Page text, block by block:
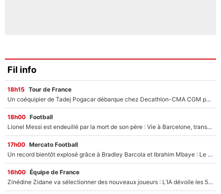
Fil info
18h15 Tour de France
Un coéquipier de Tadej Pogacar débarque chez Decathlon-CMA CGM pour épauler Paul Seixas : «Mes meilleures années sont à venir»
18h00 Football
Lionel Messi est endeuillé par la mort de son père : Vie à Barcelone, transfert au PSG... voilà comment Jorge Messi a joué un rôle essentiel dans sa carrière !
17h00 Mercato Football
Un record bientôt explosé grâce à Bradley Barcola et Ibrahim Mbaye : Le PSG sur le point de réaliser un mercato historique ?
16h00 Équipe de France
Zinédine Zidane va sélectionner des nouveaux joueurs : L’IA dévoile les 5 cracks qui pourraient rapidement le rejoindre en équipe de France !